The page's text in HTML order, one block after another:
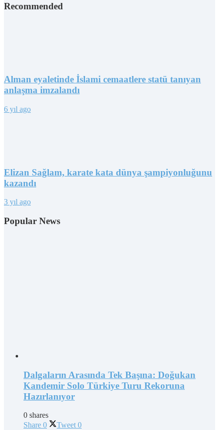
Recommended
Alman eyaletinde İslami cemaatlere statü tanıyan
anlaşma imzalandı
6 yıl ago
Elizan Sağlam, karate kata dünya şampiyonluğunu
kazandı
3 yıl ago
Popular News
Dalgaların Arasında Tek Başına: Doğukan
Kandemir Solo Türkiye Turu Rekoruna
Hazırlanıyor
0 shares
Share 0 Tweet 0